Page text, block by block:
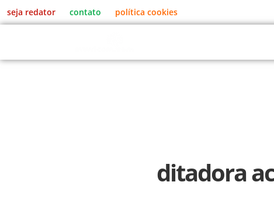
seja redator contato política cookies
ditadora